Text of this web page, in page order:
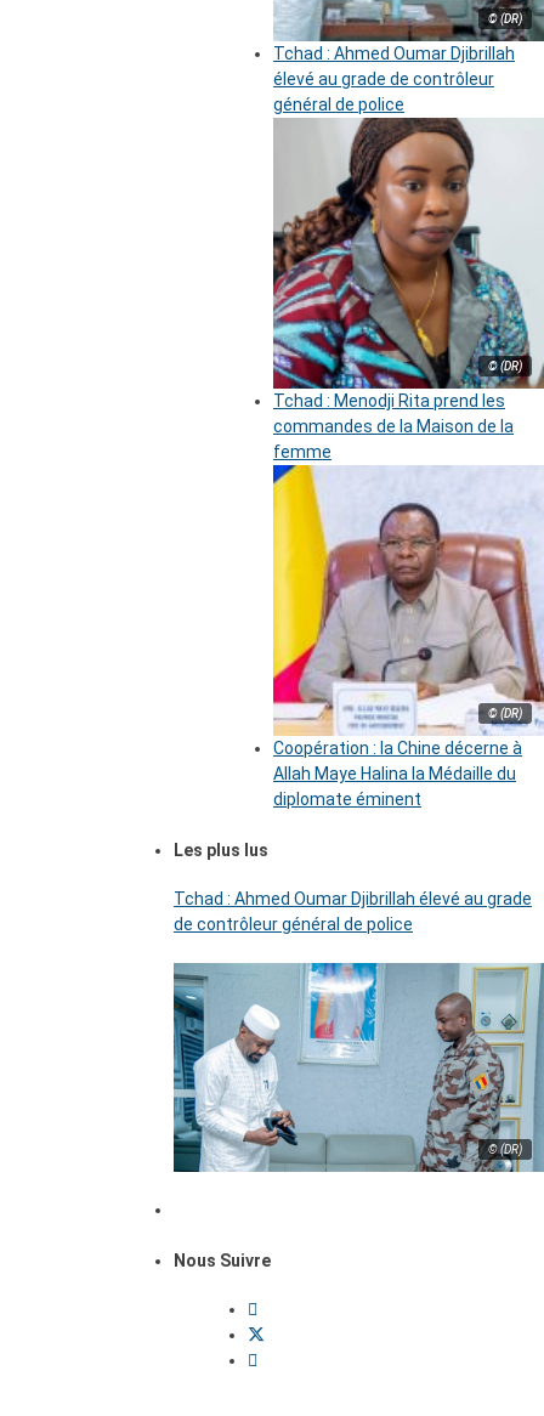
© (DR)
Tchad : Ahmed Oumar Djibrillah
élevé au grade de contrôleur
général de police
© (DR)
Tchad : Menodji Rita prend les
commandes de la Maison de la
femme
© (DR)
Coopération : la Chine décerne à
Allah Maye Halina la Médaille du
diplomate éminent
Les plus lus
Tchad : Ahmed Oumar Djibrillah élevé au grade
de contrôleur général de police
© (DR)
Nous Suivre